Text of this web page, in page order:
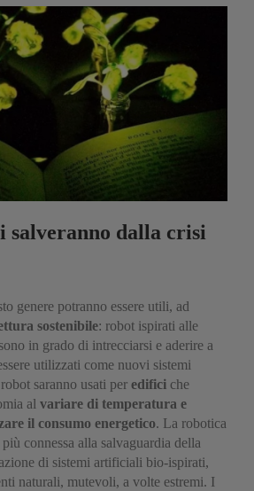
salveranno dalla crisi
genere potranno essere utili, ad
sostenibile: robot ispirati alle
in grado di intrecciarsi e aderire a
utilizzati come nuovi sistemi
saranno usati per edifici che
al variare di temperatura e
il consumo energetico. La robotica
connessa alla salvaguardia della
di sistemi artificiali bio-ispirati,
naturali, mutevoli, a volte estremi. I